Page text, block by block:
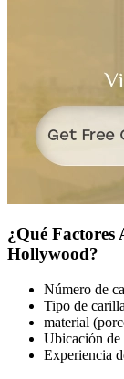
¿Qué Factores
Hollywood?
Número de
Tipo de carilla
material
Ubicación de
Experiencia